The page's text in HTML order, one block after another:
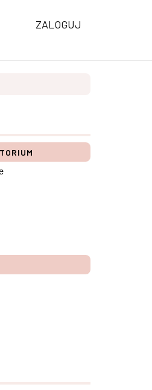
ZALOGUJ